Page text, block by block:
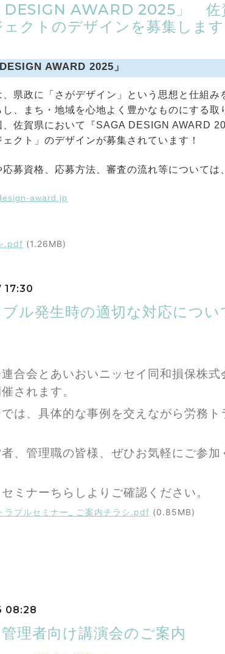
DESIGN AWARD 2025」 佐
クトのデザインを募集します
AWARD 2025」
県政に「さがデザイン」という思想と仕組み
し、まち・地域を心地よく豊かなものにする取
佐賀県において『SAGA DESIGN AWARD
ェクト」のデザインが募集されています！
募資格、応募方法、審査の流れ等については
award.jp
.pdf (1.26MB)
17:30
ル発生時の適切な対応につ
合会とあいおいニッセイ同和損保株
されます。
は、 具体的な事例を交えながら労務
、管理職の皆様、ぜひお気軽にご参加
ミナーちらしよりご確認ください。
ラブルセミナー_ ご案内チラシ.pdf (0.85MB)
08:28
理者向け講演会のご案内